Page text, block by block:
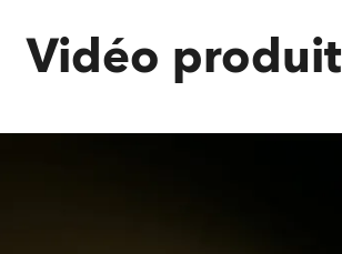
Vidéo produit